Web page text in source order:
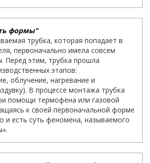
формы"
трубка, которая попадает в
первоначально имела совсем
Перед этим, трубка прошла
этапов:
облучение, нагревание и
В процессе монтажа трубка
помощи термофена или газовой
к своей первоначальной форме
и есть суть феномена, называемого